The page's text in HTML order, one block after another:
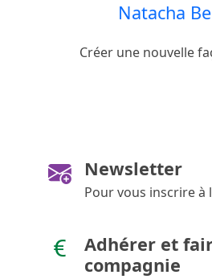
Natacha
Créer une nouvelle
Newsletter
Pour vous inscrire à
Adhérer et
compagnie